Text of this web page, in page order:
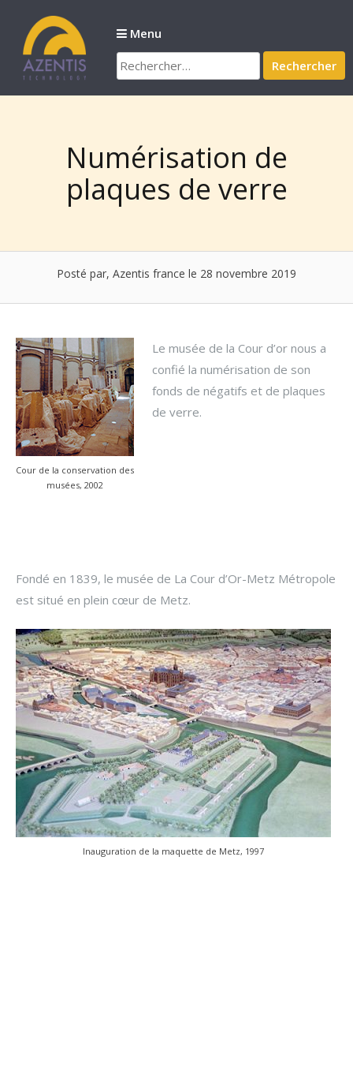
contenu
Menu
Rechercher :
Numérisation de
plaques de verre
Posté par, Azentis france le 28 novembre 2019
Cour de la conservation des
musées, 2002
Le musée de la Cour d’or nous a
confié la numérisation de son
fonds de négatifs et de plaques
de verre.
Fondé en 1839, le musée de La Cour d’Or-Metz Métropole
est situé en plein cœur de Metz.
Inauguration de la maquette de Metz, 1997